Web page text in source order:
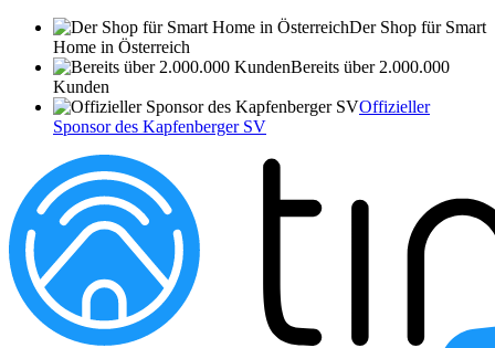
Der Shop für Smart
Home in Österreich
Bereits über 2.000.000
Kunden
Offizieller
Sponsor des Kapfenberger SV